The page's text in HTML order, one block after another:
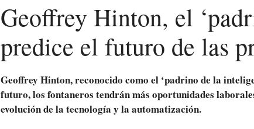
Geoffrey Hinton, el
predice el futuro de las
Geoffrey Hinton, reconocido como el ‘padrino de la
futuro, los fontaneros tendrán más oportunidades
evolución de la tecnología y la automatización.